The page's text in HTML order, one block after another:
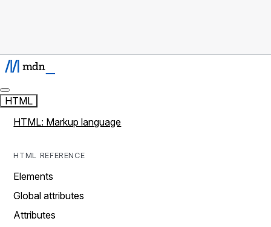
HTML
HTML: Markup language
HTML REFERENCE
Elements
Global attributes
Attributes